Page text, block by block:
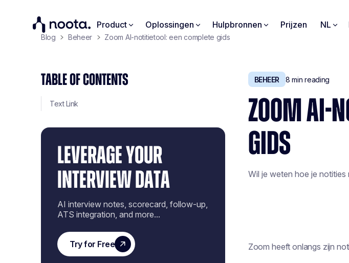
Product Oplossingen Hulpbronnen Prijzen NL
Blog Beheer Zoom AI-notitietool: een complete gids
TABLE OF CONTENTS
Text Link
LEVERAGE YOUR
INTERVIEW DATA
AI interview notes, scorecard, follow-up,
ATS integration, and more...
BEHEER 8 min reading
ZOOM AI-
GIDS
Wil je weten hoe je notities
Zoom heeft onlangs zijn